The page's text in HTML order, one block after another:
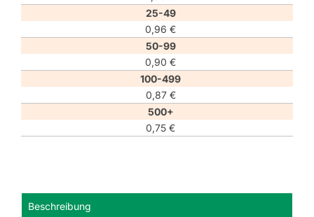
25-49
0,96 €
50-99
0,90 €
100-499
0,87 €
500+
0,75 €
Beschreibung